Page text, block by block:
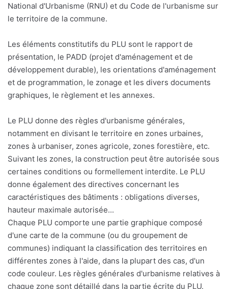
National d'Urbanisme (RNU) et du Code de l'urbanisme sur
le territoire de la commune.
Les éléments constitutifs du PLU sont le rapport de
présentation, le PADD (projet d'aménagement et de
développement durable), les orientations d'aménagement
et de programmation, le zonage et les divers documents
graphiques, le règlement et les annexes.
Le PLU donne des règles d'urbanisme générales,
notamment en divisant le territoire en zones urbaines,
zones à urbaniser, zones agricole, zones forestière, etc.
Suivant les zones, la construction peut être autorisée sous
certaines conditions ou formellement interdite. Le PLU
donne également des directives concernant les
caractéristiques des bâtiments : obligations diverses,
hauteur maximale autorisée...
Chaque PLU comporte une partie graphique composé
d'une carte de la commune (ou du groupement de
communes) indiquant la classification des territoires en
différentes zones à l'aide, dans la plupart des cas, d'un
code couleur. Les règles générales d'urbanisme relatives à
chaque zone sont détaillé dans la partie écrite du PLU.